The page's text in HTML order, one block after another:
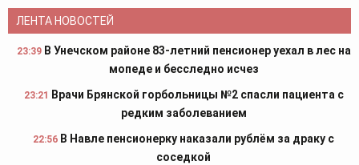
ЛЕНТА НОВОСТЕЙ
23:39 В Унечском районе 83-летний пенсионер уехал в лес на
мопеде и бесследно исчез
23:21
Врачи Брянской горбольницы №2 спасли пациента с
редким заболеванием
22:56 В Навле пенсионерку наказали рублём за драку с
соседкой